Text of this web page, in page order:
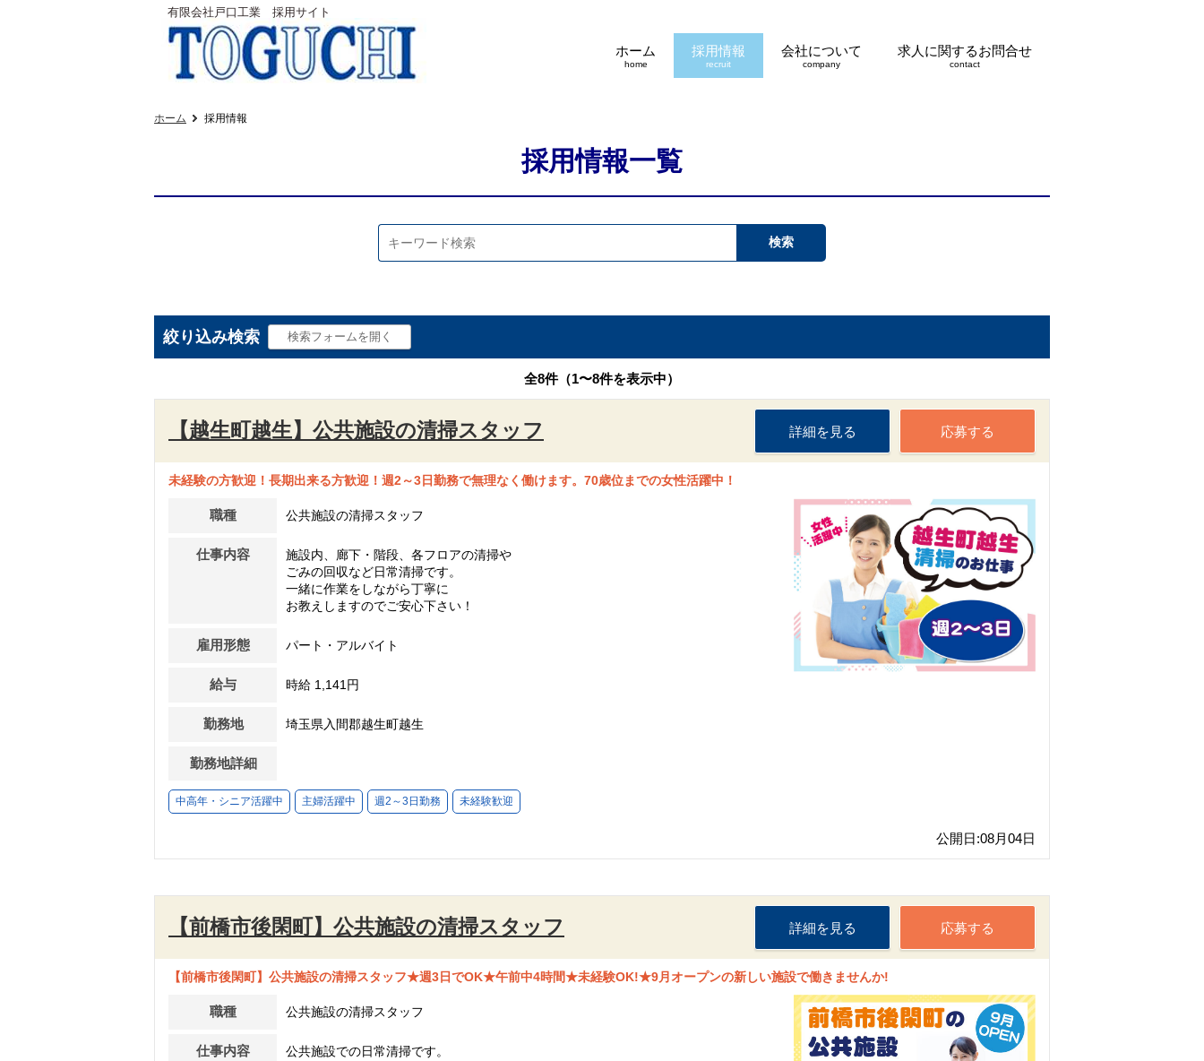
有限会社戸口工業 採用サイト
ホーム
home
採用情報
recruit
会社について
company
求人に関するお問合せ
contact
ホーム 採用情報
採用情報一覧
絞り込み検索
全8件（1〜8件を表示中）
【越生町越生】公共施設の清掃スタッフ 応募する
詳細を見る
未経験の方歓迎！長期出来る方歓迎！週2～3日勤務で無理なく働けます。70歳位までの女性活躍中！
職種 公共施設の清掃スタッフ
仕事内容
施設内、廊下・階段、各フロアの清掃や
ごみの回収など日常清掃です。
一緒に作業をしながら丁寧に
お教えしますのでご安心下さい！
雇用形態 パート・アルバイト
給与 時給 1,141円
勤務地 埼玉県入間郡越生町越生
勤務地詳細
中高年・シニア活躍中 主婦活躍中 週2～3日勤務 未経験歓迎
公開日:08月04日
【前橋市後閑町】公共施設の清掃スタッフ 応募する
詳細を見る
【前橋市後閑町】公共施設の清掃スタッフ★週3日でOK★午前中4時間★未経験OK!★9月オープンの新しい施設で働きませんか!
職種 公共施設の清掃スタッフ
仕事内容
公共施設での日常清掃です。